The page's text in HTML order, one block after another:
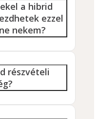
a hibrid
ezzel
nekem?
részvételi